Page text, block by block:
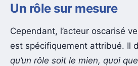
Un rôle sur mesure
Cependant, l’acteur oscarisé
est spécifiquement attribué. Il
qu’un rôle soit le mien, quoi